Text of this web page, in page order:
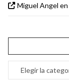
Miguel Angel en
Categorías